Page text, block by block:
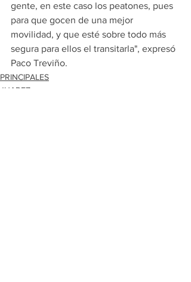
gente, en este caso los peatones, pues
para que gocen de una mejor
movilidad, y que esté sobre todo más
segura para ellos el transitarla", expresó
Paco Treviño.
PRINCIPALES
JUAREZ